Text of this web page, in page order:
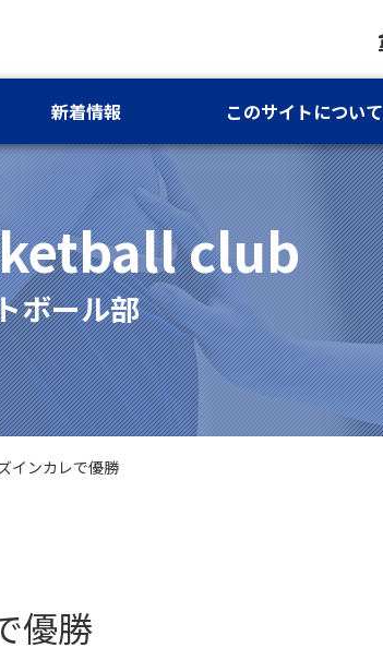
新着情報 このサイトについて
club
ボール部
インカレで優勝
優勝